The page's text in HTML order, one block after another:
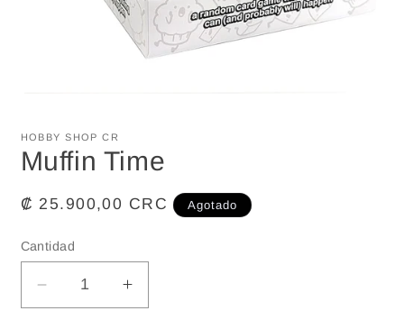
1
en
una
modal
HOBBY SHOP CR
Muffin Time
Precio
₡ 25.900,00 CRC Agotado
Cantidad
Reducir
cantidad
Aumentar
cantidad